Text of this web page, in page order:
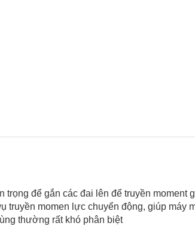
trọng để gắn các đai lên để truyền moment
truyền momen lực chuyển động, giúp máy
thường rất khó phân biệt